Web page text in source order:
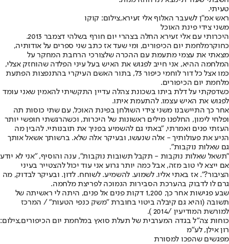
טעיתי.
ראש אמ"ן לשעבר האלוף אלי זעירא,צילום: קוקו
משני צידי פינת האוכל
היכרותי עם אלי זעירא החלה בצהרי יום חורף בשלהי דצמבר 2013.
כחוקרמלחמת יום הכיפורים, ומי שעד אז כתב שני ספרים על אודותיה,
מצאתי את עצמי מתעמת עם ההכרה שלצורכי הרחבת המחקר על
המלחמה ההיא, אני חייב לפגוש את האיש בעל עיני הפלדה שהוחזק אצלי,
כמו אצל כל דור לוחמי כיפור 73', בתור האשם העיקרי בהתנפצות הפתעת
מלחמת יום הכיפורים.
כשדפקתי על דלת ביתו בשכונת צהלה עדיין התקשיתי להאמין שאני עומד
לפגוש את האיש עצמו. להתעמת איתו.
אחר כך התיישבנו משני צידי השולחן בפינת האוכל, עם שתי כוסות תה
ופלחי לימון, החלפנו מילים ראשונות של היכרות, וכשהרגשתי חופשי יותר
העזתי פנים ואמרתי, "באתי גם להשמיע בפניך את תובנותיי. להבין מה
הניע את פעולותיך - אלה שנעשו, ובעיקר אלה שלא. ברשותך אשאל אותך
גם שאלות נוקבות".
"תשאל שאלות נוקבות - תקבל תשובות נוקבות", ענה והוסיף, "אני לא יודע
אם ייצא לי טוב מזה, אבל כמה יותר גרוע אני עוד יכול להצטייר בעיני
הציבור?". אז באתי אליו. לשמוע. להשמיע. לשוחח. לדון. ובעיקר לבדוק, מה
גרם לו לדבוק בהערכת הסבירות הנמוכה לפריצת מלחמה.
שבע פגישות אחר כך, 1,200 דקות פנים אל פנים, היתה לי ראשיתה של
תשובה (והיא גם קיבלה ביטוי בחוברת "משק כנפי הטעות" / המרכז
למורשת המודיעין /2014 ).
כוחות צה"ל בגדה המערבית של תעלת סואץ במלחמת יום הכיפורים,צילום:
רון אילן, לע"מ
מפגשים שהפכו למסורת